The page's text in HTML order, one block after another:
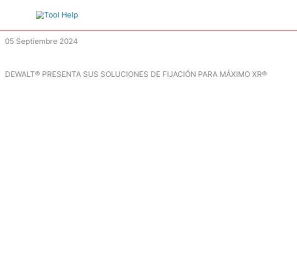
contenido
05 Septiembre 2024
DEWALT® PRESENTA SUS SOLUCIONES DE FIJACIÓN PARA MÁXIMO XR®